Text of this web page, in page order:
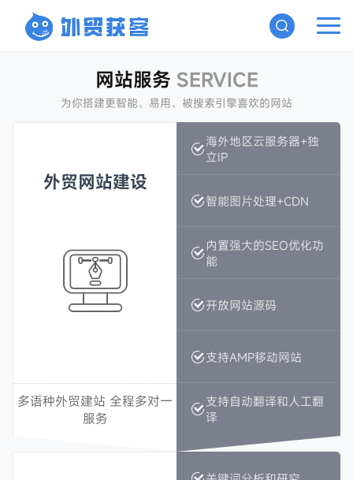
网站服务 SERVICE
为你搭建更智能、易用、被搜索引擎喜欢的网站
外贸网站建设
多语种外贸建站 全程多对一
服务
海外地区云服务器+独
立IP
智能图片处理+CDN
内置强大的SEO优化功
能
开放网站源码
支持AMP移动网站
支持自动翻译和人工翻
译
多语种外贸建站 全程多对一
海外地区云服务器+独
立IP
智能图片处理+CDN
内置强大的SEO优化功
能
开放网站源码
支持AMP移动网站
支持自动翻译和人工翻
译